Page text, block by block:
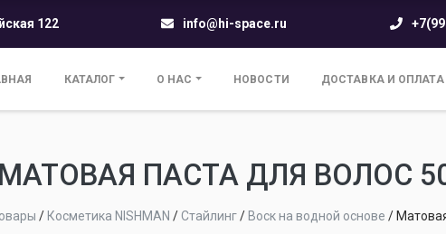
122 info@hi-space.ru
КАТАЛОГ О НАС НОВОСТИ ДОСТАВКА И ОПЛАТА
МАТОВАЯ ПАСТА ДЛЯ ВОЛОС
/ Косметика NISHMAN /Стайлинг/ Воск на водной основе /